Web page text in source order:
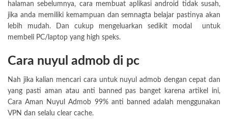
halaman sebelumnya, cara membuat aplikasi android tidak susah,
jika anda memiliki kemampuan dan semnagta belajar pastinya akan
lebih mudah. Dan cukup mengeluarkan sedikit modal untuk
membeli PC/laptop yang high speks.
Cara nuyul admob di pc
Nah jika kalian mencari cara untuk nuyul admob dengan cepat dan
yang pasti aman atau anti banned pas banget karena artikel ini,
Cara Aman Nuyul Admob 99% anti banned adalah menggunakan
VPN dan selalu clear cache.